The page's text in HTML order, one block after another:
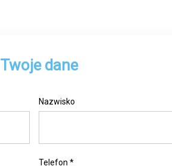
Twoje dane
Nazwisko
Telefon *